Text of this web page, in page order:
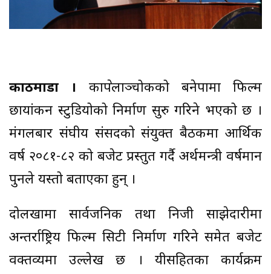
काठमाडौं । काभ्रेपलाञ्चोकको बनेपामा फिल्म
छायांकन स्टुडियोको निर्माण सुरु गरिने भएको छ ।
मंगलबार संघीय संसदको संयुक्त बैठकमा आर्थिक
वर्ष २०८१-८२ को बजेट प्रस्तुत गर्दै अर्थमन्त्री वर्षमान
पुनले यस्तो बताएका हुन् ।
दोलखामा सार्वजनिक तथा निजी साझेदारीमा
अन्तर्राष्ट्रिय फिल्म सिटी निर्माण गरिने समेत बजेट
वक्तव्यमा उल्लेख छ । यीसहितका कार्यक्रम